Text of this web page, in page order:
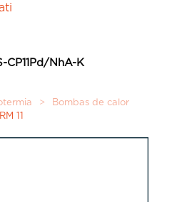
CP11Pd/NhA-K
>
Bombas de calor
11